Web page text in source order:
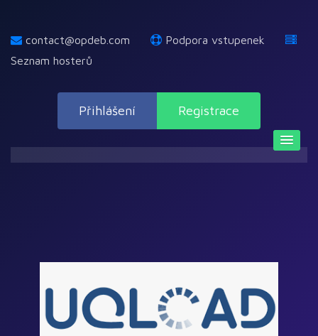
contact@opdeb.com
Podpora vstupenek
Seznam hosterů
Přihlášení Registrace